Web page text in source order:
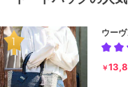
ウー
￥